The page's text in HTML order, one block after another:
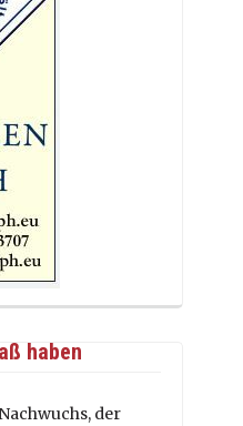
haben
der